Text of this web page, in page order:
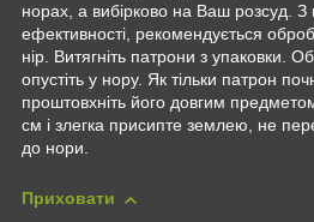
норах, а вибірково на Ваш розсуд.
ефективності, рекомендується
нір. Витягніть патрони з упаковки.
опустіть у нору. Як тільки патрон
проштовхніть його довгим
см і злегка присипте землею, не
до нори.
Приховати